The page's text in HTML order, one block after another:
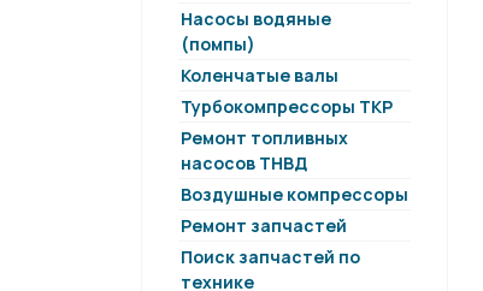
Насосы водяные
(помпы)
Коленчатые валы
Турбокомпрессоры ТКР
Ремонт топливных
насосов ТНВД
Воздушные компрессоры
Ремонт запчастей
Поиск запчастей по
технике